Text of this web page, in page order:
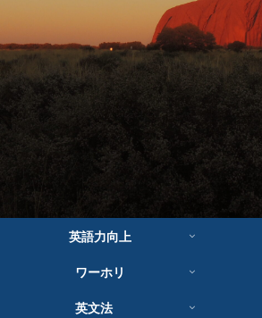
英語力向上
ワーホリ
英文法